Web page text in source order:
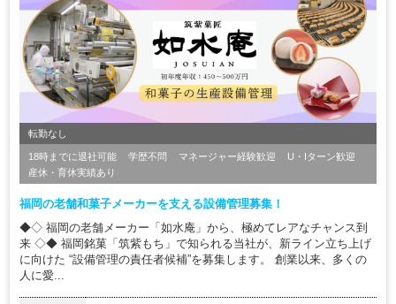
転勤なし
18時までに退社可能 学歴不問 マネージャー経験歓迎
U・Iターン歓迎
産休・育休実績あり
福岡の老舗和菓子メーカーを支える設備管理募集！
◆◇ 福岡の老舗メーカー「如水庵」から、極めてレアなチャンス到
来 ◇◆ 福岡銘菓「筑紫もち」で知られる当社が、新ライン立ち上げ
に向けた “設備管理の責任者候補”を募集します。 創業以来、多くの
人に愛...